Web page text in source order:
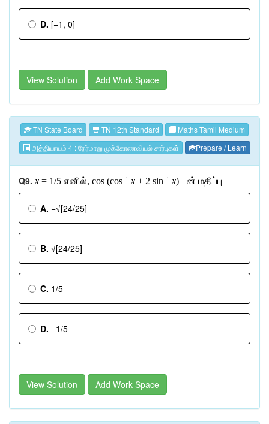
D. [−1, 0]
View Solution Add Work Space
TN State Board TN 12th Standard
Maths Tamil Medium
அத்தியாயம் 4 : நேர்மாறு முக்கோணவியல் சார்புகள்
Prepare / Learn
Q9. x = 1/5 எனில், cos (cos−1 x + 2 sin−1 x) −ன் மதிப்பு
A. −√[24/25]
B. √[24/25]
C. 1/5
D. −1/5
View Solution Add Work Space